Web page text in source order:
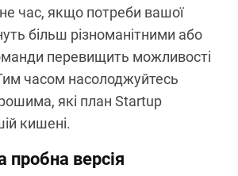
час, якщо потреби вашої
більш різноманітними або
перевищить можливості
часом насолоджуйтесь
які план Startup
кишені.
пробна версія